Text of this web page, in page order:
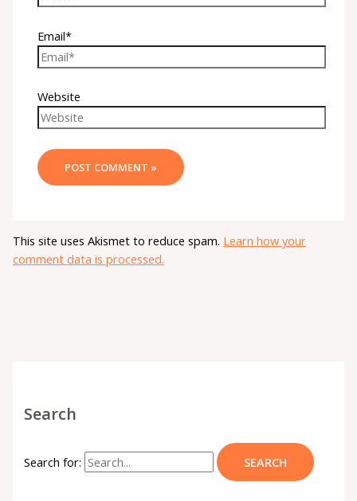
Email*
Website
This site uses Akismet to reduce spam. Learn how your
comment data is processed.
Search
Search for: